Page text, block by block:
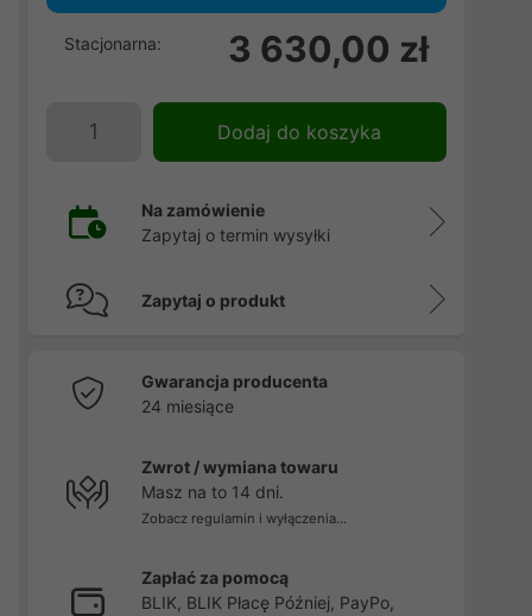
Stacjonarna: 3 630,00 zł
Dodaj do koszyka
Na zamówienie
Zapytaj o termin wysyłki
Zapytaj o produkt
Gwarancja producenta
24 miesiące
Zwrot / wymiana towaru
Masz na to 14 dni.
Zobacz regulamin i wyłączenia...
Zapłać za pomocą
BLIK, BLIK Płacę Później, PayPo,